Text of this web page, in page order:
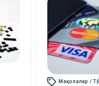
Мақолалар /